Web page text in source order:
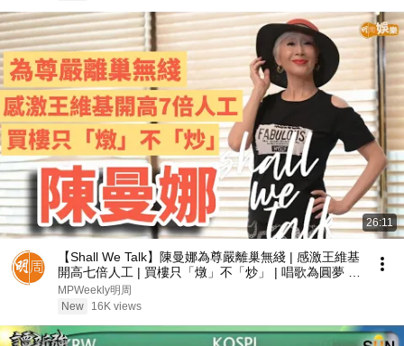
26:11
【Shall We Talk】陳曼娜為尊嚴離巢無綫 | 感激王維基
開高七倍人工 | 買樓只「燉」不「炒」 | 唱歌為圓夢 有
錢也買不到的快樂 | 陳曼娜專訪
MPWeekly明周
New
16K views